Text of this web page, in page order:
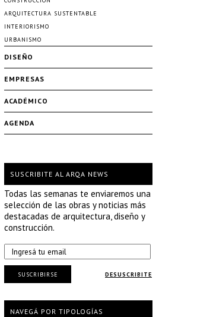
ARQUITECTURA SUSTENTABLE
INTERIORISMO
URBANISMO
DISEÑO
EMPRESAS
ACADÉMICO
AGENDA
SUSCRIBITE AL ARQA NEWS
Todas las semanas te enviaremos una
selección de las obras y noticias más
destacadas de arquitectura, diseño y
construcción.
DESUSCRIBITE
SUSCRIBIRSE
NAVEGÁ POR TIPOLOGÍAS